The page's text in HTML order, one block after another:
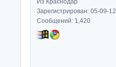
Из Краснодар
Зарегистрирован: 05-09-12
Сообщений: 1,420